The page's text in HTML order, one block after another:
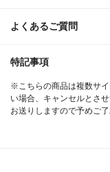
よくあるご質問
特記事項
※こちらの商品は複数サ
い場合、キャンセルとさ
お送りしますので予めご了